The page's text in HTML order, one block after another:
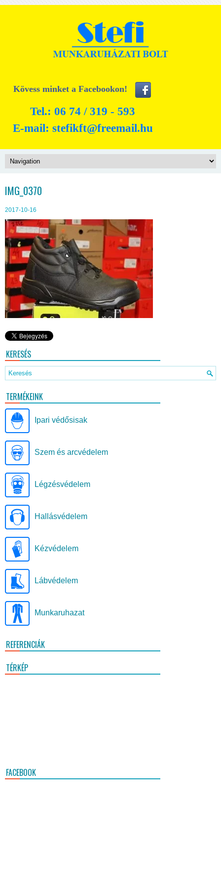
Kövess minket a Facebookon!
Tel.: 06 74 / 319 - 593
E-mail: stefikft@freemail.hu
IMG_0370
2017-10-16
KERESÉS
TERMÉKEINK
Ipari védősisak
Szem és arcvédelem
Légzésvédelem
Hallásvédelem
Kézvédelem
Lábvédelem
Munkaruhazat
REFERENCIÁK
TÉRKÉP
FACEBOOK